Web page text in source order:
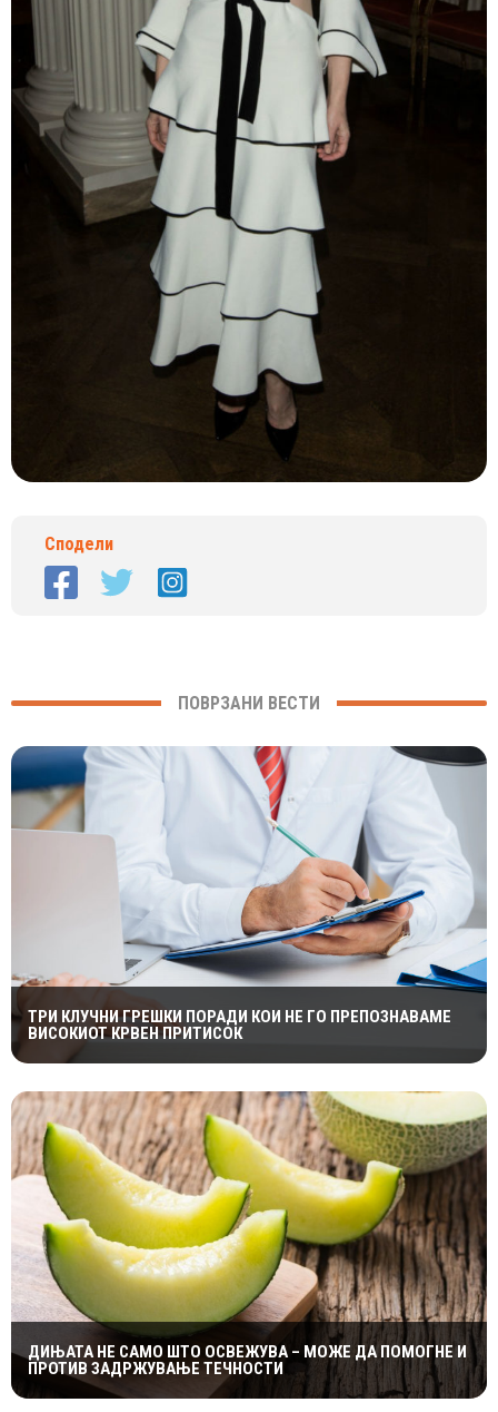
Сподели
ПОВРЗАНИ ВЕСТИ
ТРИ КЛУЧНИ ГРЕШКИ ПОРАДИ КОИ НЕ ГО ПРЕПОЗНАВАМЕ
ВИСОКИОТ КРВЕН ПРИТИСОК
ДИЊАТА НЕ САМО ШТО ОСВЕЖУВА – МОЖЕ ДА ПОМОГНЕ И
ПРОТИВ ЗАДРЖУВАЊЕ ТЕЧНОСТИ